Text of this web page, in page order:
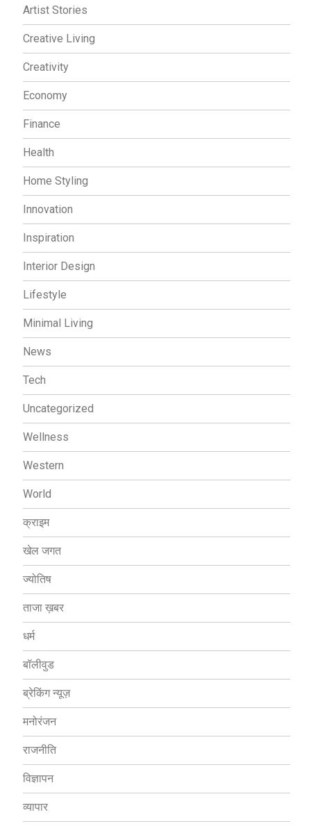
Artist Stories
Creative Living
Creativity
Economy
Finance
Health
Home Styling
Innovation
Inspiration
Interior Design
Lifestyle
Minimal Living
News
Tech
Uncategorized
Wellness
Western
World
क्राइम
खेल जगत
ज्योतिष
ताजा ख़बर
धर्म
बॉलीवुड
ब्रेकिंग न्यूज़
मनोरंजन
राजनीति
विज्ञापन
व्यापार